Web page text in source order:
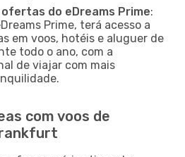
do eDreams Prime:
Prime, terá acesso a
em voos, hotéis e aluguer de
todo o ano, com a
de viajar com mais
com voos de